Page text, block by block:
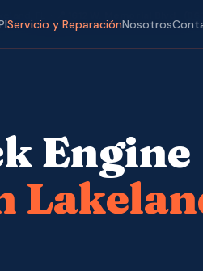
Servicio y ReparaciónNosotros
Engine